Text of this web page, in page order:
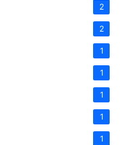
2
2
1
1
1
1
1